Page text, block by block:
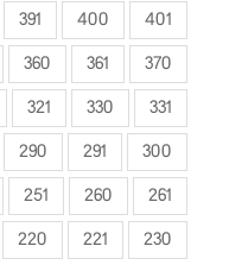
220 221 230
251 260 261
290 291 300
321 330 331
360 361 370
391 400 401